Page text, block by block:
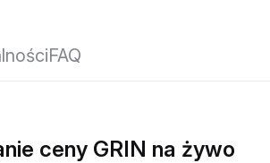
FAQ
ceny GRIN na żywo